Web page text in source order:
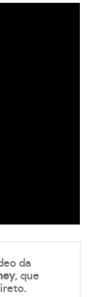
da
, que